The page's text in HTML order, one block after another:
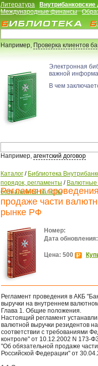
Литература
Международные финансы
Например,Проверка клиентов
Электронная
важной
В чем
Например, агентский договор
Каталог / Библиотека
порядок, регламенты / Валютные
безналичной валюты
Регламент
продаже части
рынке РФ
Номер:
Дата обновления:
Цена: 500
Регламент проведения в АКБ
выручки на внутреннем
Глава 1. Общие положения.
Настоящий регламент
валютной выручки резидентов
соответствии с требованиями
контроле" от 10.12.2002 N 173-
"Об обязательной продаже
Российской Федерации" от